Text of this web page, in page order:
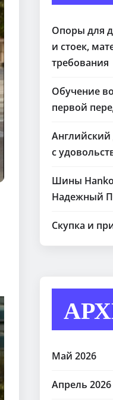
Опоры для
и стоек,
требования
Обучение
первой
с
Шины
Надежный
Скупка и
Май 2026
Апрель 2026